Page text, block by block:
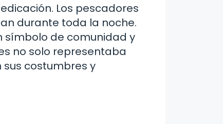
Los pescadores
durante toda la noche.
símbolo de comunidad y
no solo representaba
sus costumbres y